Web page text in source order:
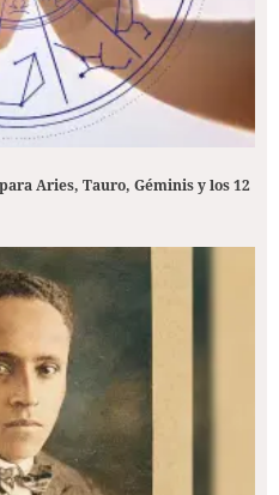
Aries, Tauro, Géminis y los 12